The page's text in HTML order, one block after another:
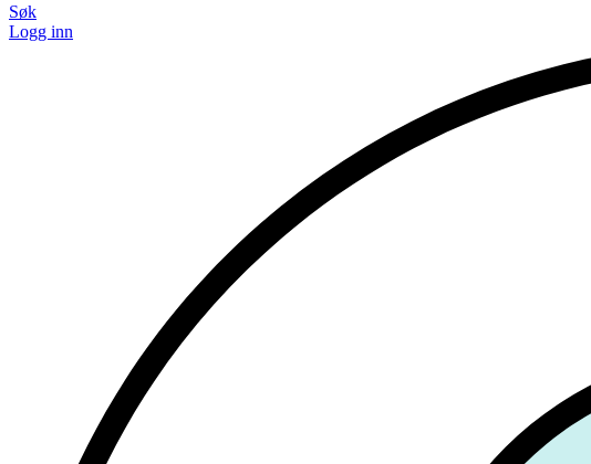
Søk
Logg inn